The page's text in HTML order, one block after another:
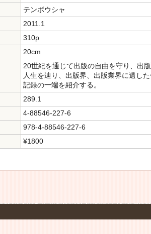
テンボウシャ
2011.1
310p
20cm
20世紀を通じて出版の自由を守り、出
人生を辿り、出版界、出版業界に遺し
記録の一端を紹介する。
289.1
4-88546-227-6
978-4-88546-227-6
¥1800